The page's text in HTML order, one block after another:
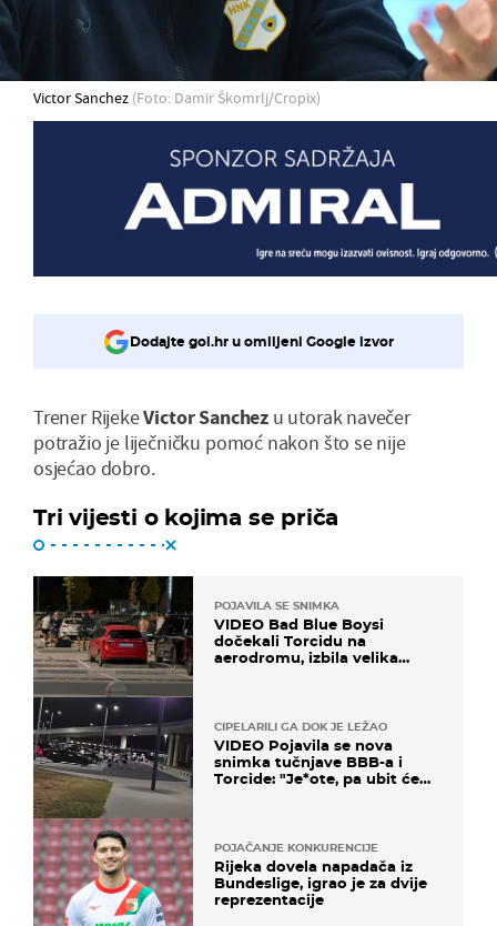
Victor Sanchez (Foto: Damir Škomrlj/Cropix)
Dodajte gol.hr u omiljeni Google izvor
Trener RijekeVictor Sanchezu utorak navečer
potražio je liječničku pomoć nakon što se nije
osjećao dobro.
Tri vijesti o kojima se priča
POJAVILA SE SNIMKA
VIDEO Bad Blue Boysi
dočekali Torcidu na
aerodromu, izbila velika
CIPELARILI GA DOK JE LEŽAO
VIDEO Pojavila se nova
snimka tučnjave BBB-a i
Torcide: "Je*ote, pa ubit će
POJAČANJE KONKURENCIJE
Rijeka dovela napadača iz
Bundeslige, igrao je za dvije
reprezentacije